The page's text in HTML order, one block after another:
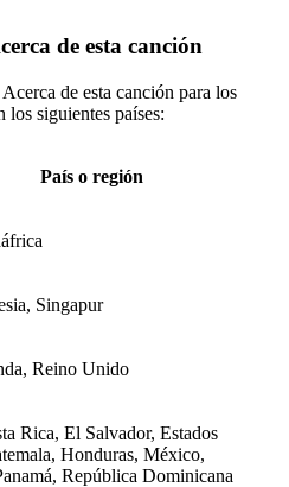
de esta canción
de esta canción para los
siguientes países:
País o región
Singapur
Reino Unido
Rica, El Salvador, Estados
Honduras, México,
República Dominicana